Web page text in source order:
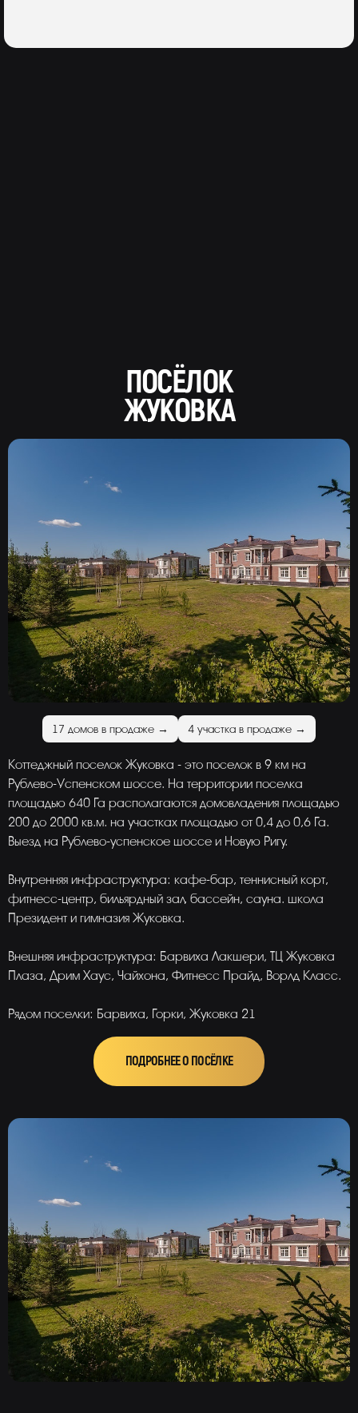
ПОСЁЛОК
ЖУКОВКА
17 домов в продаже → 4 участка в продаже →
Коттеджный поселок Жуковка - это поселок в 9 км на
Рублево-Успенском шоссе. На территории поселка
площадью 640 Га располагаются домовладения площадью
200 до 2000 кв.м. на участках площадью от 0,4 до 0,6 Га.
Выезд на Рублево-успенское шоссе и Новую Ригу.
Внутренняя инфраструктура: кафе-бар, теннисный корт,
фитнесс-центр, бильярдный зал, бассейн, сауна. школа
Президент и гимназия Жуковка.
Внешняя инфраструктура: Барвиха Лакшери, ТЦ Жуковка
Плаза, Дрим Хаус, Чайхона, Фитнесс Прайд, Ворлд Класс.
Рядом поселки: Барвиха, Горки, Жуковка 21
ПОДРОБНЕЕ О ПОСЁЛКЕ